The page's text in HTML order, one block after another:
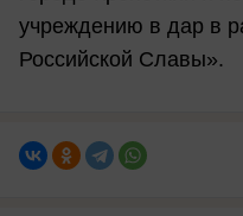
учреждению в дар в
Российской Славы».